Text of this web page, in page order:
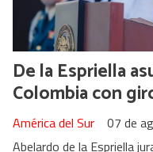
De la Espriella
Colombia con
América del Sur
07 de
Abelardo de la Espriella